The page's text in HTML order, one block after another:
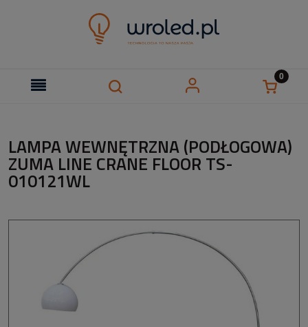
LAMPA WEWNĘTRZNA (PODŁOGOWA)
ZUMA LINE CRANE FLOOR TS-
010121WL